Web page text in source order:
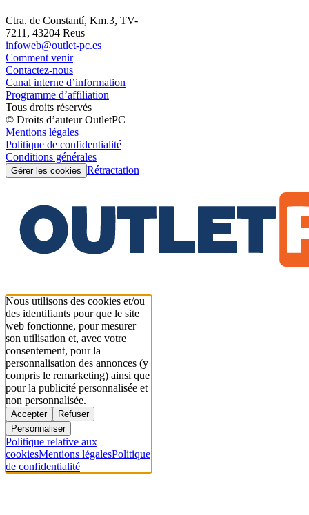
Ctra. de Constantí, Km.3, TV-
7211, 43204 Reus
infoweb@outlet-pc.es
Comment venir
Contactez-nous
Canal interne d’information
Programme d’affiliation
Tous droits réservés
© Droits d’auteur OutletPC
Mentions légales
Politique de confidentialité
Conditions générales
Gérer les cookies Rétractation
Nous utilisons des cookies et/ou
des identifiants pour que le site
web fonctionne, pour mesurer
son utilisation et, avec votre
consentement, pour la
personnalisation des annonces (y
compris le remarketing) ainsi que
pour la publicité personnalisée et
non personnalisée.
Accepter
Refuser
Personnaliser
Politique relative aux
cookiesMentions légalesPolitique
de confidentialité